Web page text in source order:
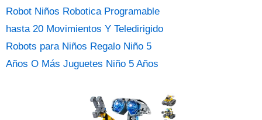
Robot Niños Robotica Programable
hasta 20 Movimientos Y Teledirigido
Robots para Niños Regalo Niño 5
Años O Más Juguetes Niño 5 Años